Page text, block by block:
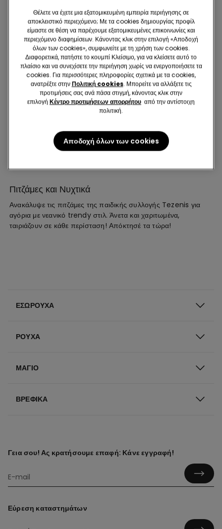
-50%
1 Χρώμα
Μακριά Βαμβακερή Πιτζάμα για
Αγόρια με Print "Fast"
16,99 € 8,49 €-50%
-50%
1 Χρώμα
Κοντή Βαμβακερή Παιδική
Unisex Πιτζάμα Best Mom
12,99 € 6,49 €-50%
6 στα 6 Προϊόντα
Πιτζάμες και Νυχτικά
Ανακάλυψε τις πιτζάμες της παιδικής συλλογής Tezenis για
αγόρια με νεανικό trendy στιλ. Άνετα και χαριτωμένα,
ταιριάζουν σε κάθε περίσταση! Απόκτησέ τα τώρα!
ΕΣΏΡΟΥΧΑ
ΡΟΎΧΑ
ΜΑΓΙΌ
ΒΡΕΦΙΚΆ
Γεια σου! Ας κρατήσουμε επαφή: Κάνε εγγραφή!
Εύρεση καταστημάτων
Θέλετε να έχετε μια εξατομικευμένη εμπειρία περιήγησης σε
αποκλειστικό περιεχόμενο; Με τα cookies δημιουργίας προφίλ
είμαστε σε θέση να παρέχουμε εξατομικευμένες επικοινωνίες και
περιεχόμενο διαφημίσεων. Κάνοντας κλικ στην επιλογή «Αποδοχή
όλων των cookies», συμφωνείτε με τη χρήση των cookies.
Διαφορετικά, πατήστε το κουμπί Κλείσιμο, για να κλείσετε αυτό το
πλαίσιο και να συνεχίσετε την περιήγηση χωρίς να ενεργοποιήσετε τα
cookies. Για περισσότερες πληροφορίες σχετικά με τα cookies,
ανατρέξτε στηνΠολιτική cookies. Μπορείτε να αλλάξετε τις
προτιμήσεις σας ανά πάσα στιγμή, κάνοντας κλικ στην
επιλογή Κέντρο προτιμήσεων απορρήτου από την αντίστοιχη
πολιτική.
Αποδοχή όλων των cookies